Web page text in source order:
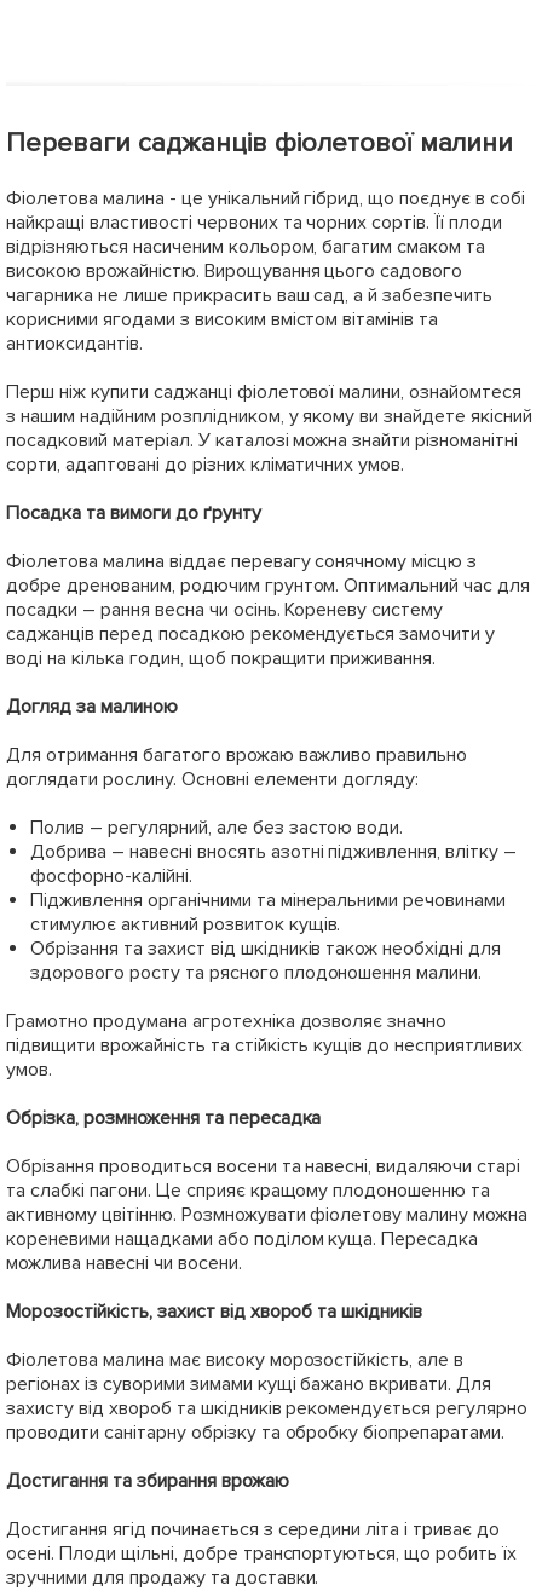
Переваги саджанців фіолетової малини
Фіолетова малина - це унікальний гібрид, що поєднує в собі
найкращі властивості червоних та чорних сортів. Її плоди
відрізняються насиченим кольором, багатим смаком та
високою врожайністю. Вирощування цього садового
чагарника не лише прикрасить ваш сад, а й забезпечить
корисними ягодами з високим вмістом вітамінів та
антиоксидантів.
Перш ніж купити саджанці фіолетової малини, ознайомтеся
з нашим надійним розплідником, у якому ви знайдете якісний
посадковий матеріал. У каталозі можна знайти різноманітні
сорти, адаптовані до різних кліматичних умов.
Посадка та вимоги до ґрунту
Фіолетова малина віддає перевагу сонячному місцю з
добре дренованим, родючим грунтом. Оптимальний час для
посадки – рання весна чи осінь. Кореневу систему
саджанців перед посадкою рекомендується замочити у
воді на кілька годин, щоб покращити приживання.
Догляд за малиною
Для отримання багатого врожаю важливо правильно
доглядати рослину. Основні елементи догляду:
Полив – регулярний, але без застою води.
Добрива – навесні вносять азотні підживлення, влітку –
фосфорно-калійні.
Підживлення органічними та мінеральними речовинами
стимулює активний розвиток кущів.
Обрізання та захист від шкідників також необхідні для
здорового росту та рясного плодоношення малини.
Грамотно продумана агротехніка дозволяє значно
підвищити врожайність та стійкість кущів до несприятливих
умов.
Обрізка, розмноження та пересадка
Обрізання проводиться восени та навесні, видаляючи старі
та слабкі пагони. Це сприяє кращому плодоношенню та
активному цвітінню. Розмножувати фіолетову малину можна
кореневими нащадками або поділом куща. Пересадка
можлива навесні чи восени.
Морозостійкість, захист від хвороб та шкідників
Фіолетова малина має високу морозостійкість, але в
регіонах із суворими зимами кущі бажано вкривати. Для
захисту від хвороб та шкідників рекомендується регулярно
проводити санітарну обрізку та обробку біопрепаратами.
Достигання та збирання врожаю
Достигання ягід починається з середини літа і триває до
осені. Плоди щільні, добре транспортуються, що робить їх
зручними для продажу та доставки.